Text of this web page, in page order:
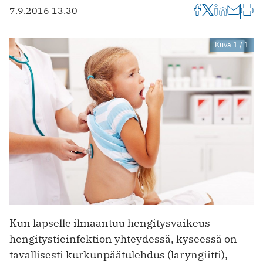
7.9.2016 13.30
Kuva 1 / 1
Kun lapselle ilmaantuu hengitysvaikeus
hengitystieinfektion yhteydessä, kyseessä on
tavallisesti kurkunpäätulehdus (laryngiitti),